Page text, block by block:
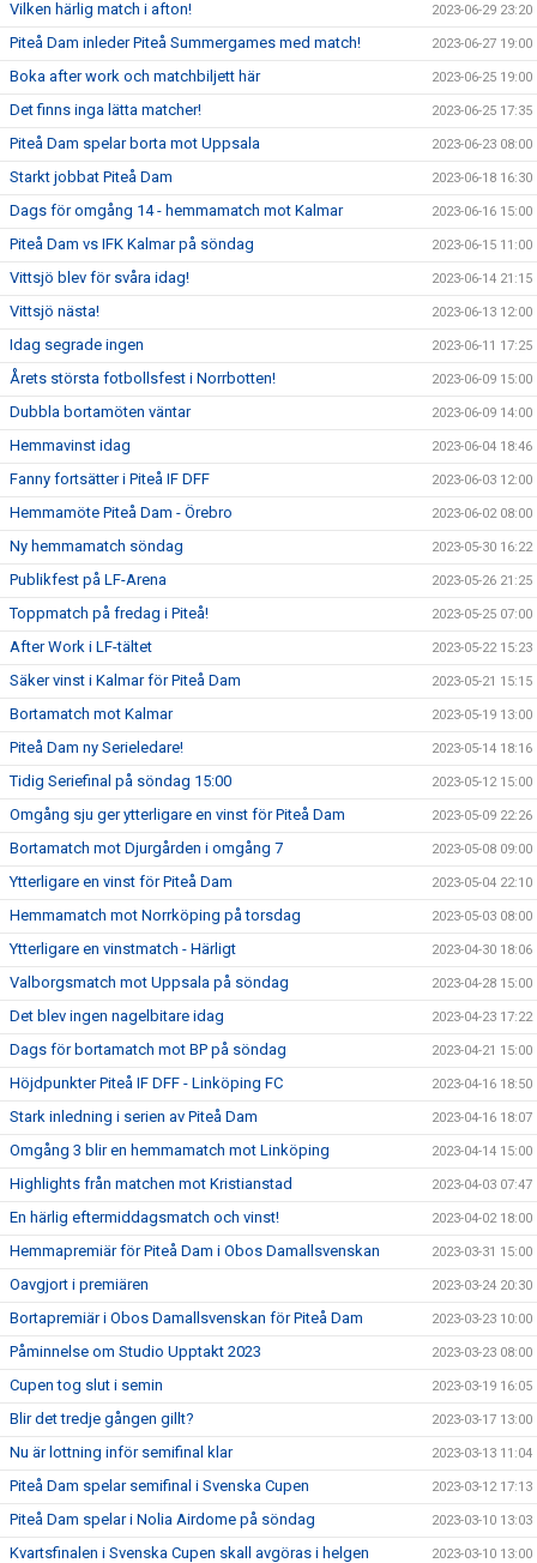
Vilken härlig match i afton! 2023-06-29 23:20
Piteå Dam inleder Piteå Summergames med match! 2023-06-27 19:00
Boka after work och matchbiljett här 2023-06-25 19:00
Det finns inga lätta matcher! 2023-06-25 17:35
Piteå Dam spelar borta mot Uppsala 2023-06-23 08:00
Starkt jobbat Piteå Dam 2023-06-18 16:30
Dags för omgång 14 - hemmamatch mot Kalmar 2023-06-16 15:00
Piteå Dam vs IFK Kalmar på söndag 2023-06-15 11:00
Vittsjö blev för svåra idag! 2023-06-14 21:15
Vittsjö nästa! 2023-06-13 12:00
Idag segrade ingen 2023-06-11 17:25
Årets största fotbollsfest i Norrbotten! 2023-06-09 15:00
Dubbla bortamöten väntar 2023-06-09 14:00
Hemmavinst idag 2023-06-04 18:46
Fanny fortsätter i Piteå IF DFF 2023-06-03 12:00
Hemmamöte Piteå Dam - Örebro 2023-06-02 08:00
Ny hemmamatch söndag 2023-05-30 16:22
Publikfest på LF-Arena 2023-05-26 21:25
Toppmatch på fredag i Piteå! 2023-05-25 07:00
After Work i LF-tältet 2023-05-22 15:23
Säker vinst i Kalmar för Piteå Dam 2023-05-21 15:15
Bortamatch mot Kalmar 2023-05-19 13:00
Piteå Dam ny Serieledare! 2023-05-14 18:16
Tidig Seriefinal på söndag 15:00 2023-05-12 15:00
Omgång sju ger ytterligare en vinst för Piteå Dam 2023-05-09 22:26
Bortamatch mot Djurgården i omgång 7 2023-05-08 09:00
Ytterligare en vinst för Piteå Dam 2023-05-04 22:10
Hemmamatch mot Norrköping på torsdag 2023-05-03 08:00
Ytterligare en vinstmatch - Härligt 2023-04-30 18:06
Valborgsmatch mot Uppsala på söndag 2023-04-28 15:00
Det blev ingen nagelbitare idag 2023-04-23 17:22
Dags för bortamatch mot BP på söndag 2023-04-21 15:00
Höjdpunkter Piteå IF DFF - Linköping FC 2023-04-16 18:50
Stark inledning i serien av Piteå Dam 2023-04-16 18:07
Omgång 3 blir en hemmamatch mot Linköping 2023-04-14 15:00
Highlights från matchen mot Kristianstad 2023-04-03 07:47
En härlig eftermiddagsmatch och vinst! 2023-04-02 18:00
Hemmapremiär för Piteå Dam i Obos Damallsvenskan 2023-03-31 15:00
Oavgjort i premiären 2023-03-24 20:30
Bortapremiär i Obos Damallsvenskan för Piteå Dam 2023-03-23 10:00
Påminnelse om Studio Upptakt 2023 2023-03-23 08:00
Cupen tog slut i semin 2023-03-19 16:05
Blir det tredje gången gillt? 2023-03-17 13:00
Nu är lottning inför semifinal klar 2023-03-13 11:04
Piteå Dam spelar semifinal i Svenska Cupen 2023-03-12 17:13
Piteå Dam spelar i Nolia Airdome på söndag 2023-03-10 13:03
Kvartsfinalen i Svenska Cupen skall avgöras i helgen 2023-03-10 13:00